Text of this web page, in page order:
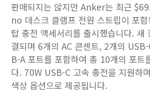
판매되지는 않지만 Anker는 최근
no 데스크 클램프 전원 스트립이 포
탑 충전 액세서리를 출시했습니다. 새
결되며 6개의 AC 콘센트, 2개의
B-A 포트를 포함하여 총 10개의 포트
다. 70W USB-C 고속 충전을 지원하
색상 옵션으로 제공됩니다.